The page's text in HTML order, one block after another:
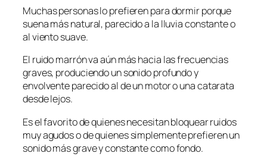
Muchas personas lo prefieren para dormir porque
suena más natural, parecido a la lluvia constante o
al viento suave.
El ruido marrón va aún más hacia las frecuencias
graves, produciendo un sonido profundo y
envolvente parecido al de un motor o una catarata
desde lejos.
Es el favorito de quienes necesitan bloquear ruidos
muy agudos o de quienes simplemente prefieren un
sonido más grave y constante como fondo.